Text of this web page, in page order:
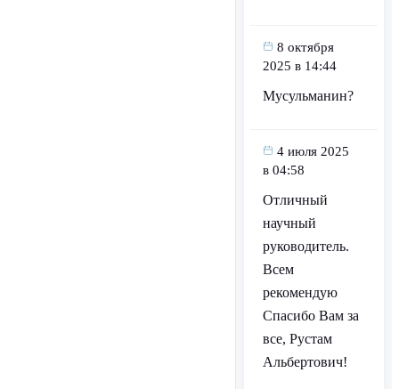
8 октября
2025 в 14:44
Мусульманин?
4 июля 2025
в 04:58
Отличный
научный
руководитель.
Всем
рекомендую
Спасибо Вам за
все, Рустам
Альбертович!